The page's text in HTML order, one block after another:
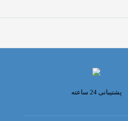
پشتیبانی 24 ساعته